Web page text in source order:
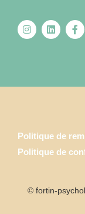
Politique de
Politique de
© fortin-